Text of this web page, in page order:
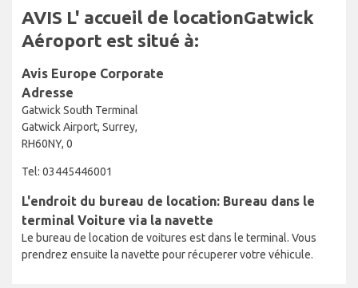
AVIS L' accueil de locationGatwick
Aéroport est situé à:
Avis Europe Corporate
Adresse
Gatwick South Terminal
Gatwick Airport, Surrey,
RH60NY, 0
Tel: 03445446001
L'endroit du bureau de location: Bureau dans le
terminal Voiture via la navette
Le bureau de location de voitures est dans le terminal. Vous
prendrez ensuite la navette pour récuperer votre véhicule.